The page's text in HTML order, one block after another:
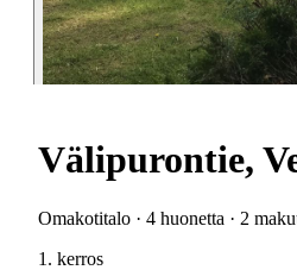
Välipurontie,
Omakotitalo · 4 huonetta · 2
1. kerros